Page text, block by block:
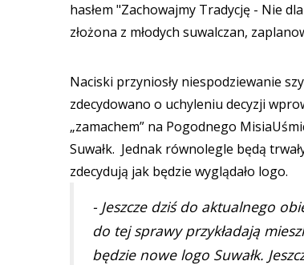
hasłem "Zachowajmy Tradycję - Nie
złożona z młodych suwalczan,
Naciski przyniosły niespodziewanie
zdecydowano o uchyleniu decyzji
„zamachem” na Pogodnego
Suwałk. Jednak równolegle będą
zdecydują jak będzie wyglądało logo.
- Jeszcze dziś do aktualnego
do tej sprawy przykładają
będzie nowe logo Suwałk.